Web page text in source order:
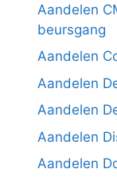
Aandelen
beursgang
Aandelen
Aandelen
Aandelen
Aandelen
Aandelen